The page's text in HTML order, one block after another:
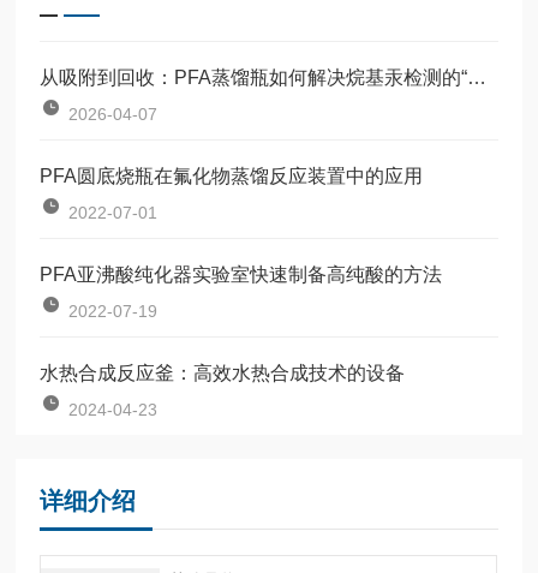
从吸附到回收：PFA蒸馏瓶如何解决烷基汞检测的“隐形损失”
2026-04-07
PFA圆底烧瓶在氟化物蒸馏反应装置中的应用
2022-07-01
PFA亚沸酸纯化器实验室快速制备高纯酸的方法
2022-07-19
水热合成反应釜：高效水热合成技术的设备
2024-04-23
详细介绍